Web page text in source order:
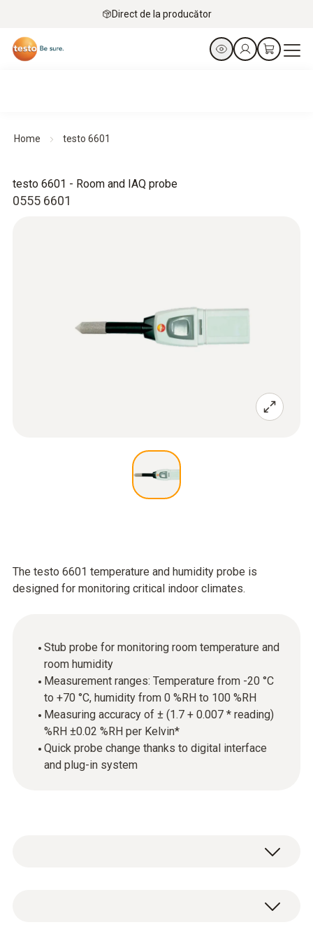
Direct de la producător
Home testo 6601
0555 6601
testo 6601 - Room and IAQ probe
The testo 6601 temperature and humidity probe is
designed for monitoring critical indoor climates.
Stub probe for monitoring room temperature and
room humidity
Measurement ranges: Temperature from -20 °C
to +70 °C, humidity from 0 %RH to 100 %RH
Measuring accuracy of ± (1.7 + 0.007 * reading)
%RH ±0.02 %RH per Kelvin*
Quick probe change thanks to digital interface
and plug-in system
The probe is equipped with a high-precision